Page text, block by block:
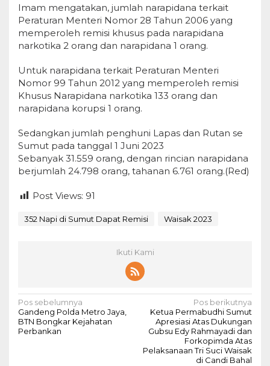
Imam mengatakan, jumlah narapidana terkait
Peraturan Menteri Nomor 28 Tahun 2006 yang
memperoleh remisi khusus pada narapidana
narkotika 2 orang dan narapidana 1 orang.
Untuk narapidana terkait Peraturan Menteri
Nomor 99 Tahun 2012 yang memperoleh remisi
Khusus Narapidana narkotika 133 orang dan
narapidana korupsi 1 orang.
Sedangkan jumlah penghuni Lapas dan Rutan se
Sumut pada tanggal 1 Juni 2023
Sebanyak 31.559 orang, dengan rincian narapidana
berjumlah 24.798 orang, tahanan 6.761 orang.(Red)
Post Views: 91
352 Napi di Sumut Dapat Remisi Waisak 2023
Ikuti Kami
N
a
v
Pos sebelumnya
Gandeng Polda Metro Jaya,
BTN Bongkar Kejahatan
Perbankan
Pos berikutnya
Ketua Permabudhi Sumut
Apresiasi Atas Dukungan
Gubsu Edy Rahmayadi dan
Forkopimda Atas
Pelaksanaan Tri Suci Waisak
di Candi Bahal